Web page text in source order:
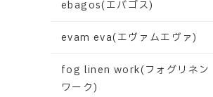
ebagos(エバゴス)
evam eva(エヴァムエヴァ)
fog linen work(フォグリネン
ワーク)